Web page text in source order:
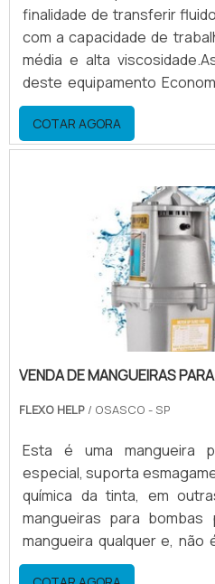
finalidade de transferir
com a capacidade de
média e alta
deste equipamento
de solventes; Agilidade na
limpeza.Maiores
peristáltica A bomba
economiza em média de 20
COTAR AGORA
VENDA DE MANGUEIRAS
FLEXO HELP / OSASCO - SP
Esta é uma mangueira
especial, suporta
química da tinta, em
mangueiras para
mangueira qualquer e, não
substituída por supostos